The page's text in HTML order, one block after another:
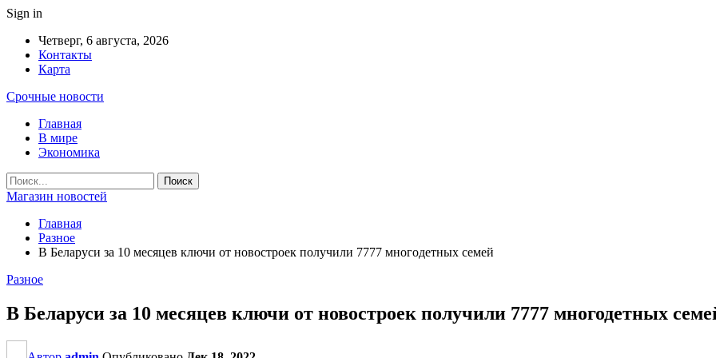
Sign in
Четверг, 6 августа, 2026
Контакты
Карта
Срочные новости
Главная
В мире
Экономика
Магазин новостей
Главная
Разное
В Беларуси за 10 месяцев ключи от новостроек получили 7777 многодетных семей
Разное
В Беларуси за 10 месяцев ключи от новостроек получили 7777 многодетных